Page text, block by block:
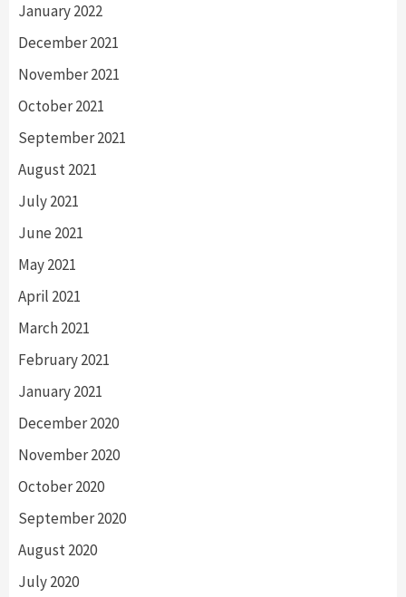
January 2022
December 2021
November 2021
October 2021
September 2021
August 2021
July 2021
June 2021
May 2021
April 2021
March 2021
February 2021
January 2021
December 2020
November 2020
October 2020
September 2020
August 2020
July 2020